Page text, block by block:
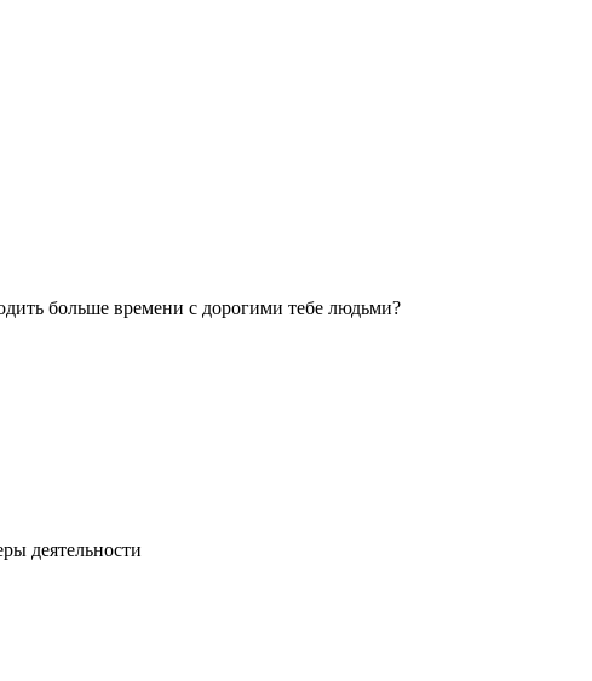
больше времени с дорогими тебе людьми?
деятельности